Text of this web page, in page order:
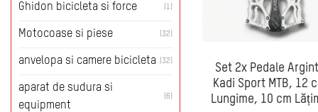
Ghidon bicicleta si force (1)
Motocoase si piese (32)
anvelopa si camere bicicleta (32)
aparat de sudura si
equipment
(6)
Set 2x Pedale
Kadi Sport MTB, 12
Lungime, 10 cm